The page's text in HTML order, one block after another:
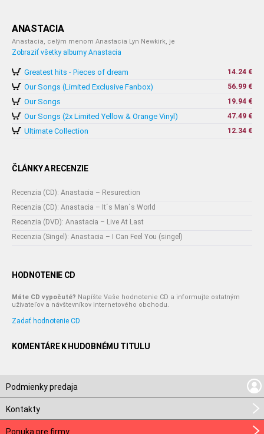
ANASTACIA
Anastacia, celým menom Anastacia Lyn Newkirk, je
Zobraziť všetky albumy Anastacia
Greatest hits - Pieces of dream 14.24 €
Our Songs (Limited Exclusive Fanbox) 56.99 €
Our Songs 19.94 €
Our Songs (2x Limited Yellow & Orange Vinyl) 47.49 €
Ultimate Collection 12.34 €
ČLÁNKY A RECENZIE
Recenzia (CD): Anastacia – Resurection
Recenzia (CD): Anastacia – It´s Man´s World
Recenzia (DVD): Anastacia – Live At Last
Recenzia (Singel): Anastacia – I Can Feel You (singel)
HODNOTENIE CD
Máte CD vypočuté? Napíšte Vaše hodnotenie CD a informujte ostatným
užívateľov a návštevníkov internetového obchodu.
Zadať hodnotenie CD
KOMENTÁRE K HUDOBNÉMU TITULU
Podmienky predaja
Kontakty
Ponuka pre firmy